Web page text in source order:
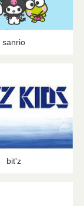
sanrio
bit'z